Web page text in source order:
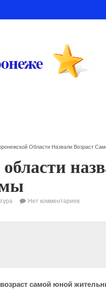
Области Назвали Возраст
Нет комментариев
самой юной